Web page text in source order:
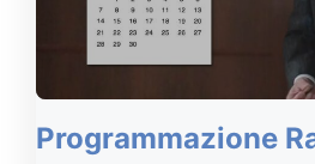
Programmazione